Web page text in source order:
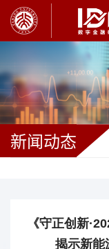
新闻动态
《守正创新
揭示新能